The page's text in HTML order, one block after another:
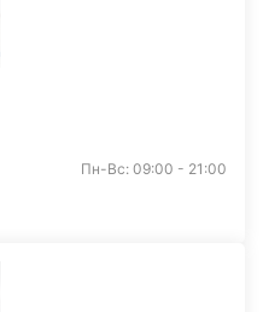
Пн-Вс: 09:00 - 21:00